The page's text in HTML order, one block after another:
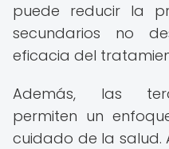
puede reducir la
secundarios no
eficacia del
Además, las
permiten un
cuidado de la salud.